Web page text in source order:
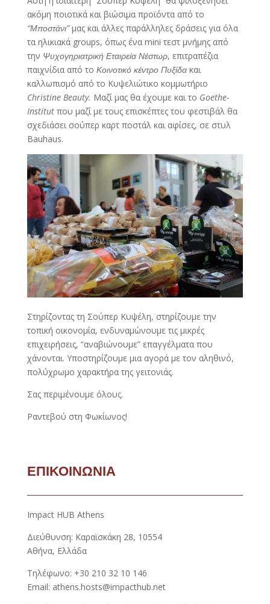
ακόμη ποιοτικά και βιώσιμα προϊόντα από το
“Μποστάνι”μας και άλλες παράλληλες δράσεις για όλα
τα ηλικιακά groups, όπως ένα mini τεστ μνήμης από
την Ψυχογηριατρική Εταιρεία Νέστωρ, επιτραπέζια
παιχνίδια από το Κοινοτικό κέντρο Πυξίδακαι
καλλωπισμό από το Κυψελιώτικο κομμωτήριο
Christine Beauty. Μαζί μας θα έχουμε και το Goethe-
Institutπου μαζί με τους επισκέπτες του φεστιβάλ θα
σχεδιάσει σούπερ καρτ ποστάλ και αφίσες, σε στυλ
Bauhaus.
Στηρίζοντας τη Σούπερ Κυψέλη, στηρίζουμε την
τοπική οικονομία, ενδυναμώνουμε τις μικρές
επιχειρήσεις, “αναβιώνουμε” επαγγέλματα που
χάνονται. Υποστηρίζουμε μια αγορά με τον αληθινό,
πολύχρωμο χαρακτήρα της γειτονιάς.
Σας περιμένουμε όλους.
Ραντεβού στη Φωκίωνος!
ΕΠΙΚΟΙΝΩΝΙΑ
Impact HUB Athens
Διεύθυνση: Καραϊσκάκη 28, 10554
Αθήνα, Ελλάδα
Τηλέφωνο: +30 210 32 10 146
Email: athens.hosts@impacthub.net